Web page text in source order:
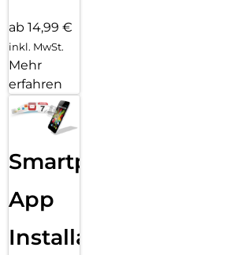
ab 14,99 €
inkl. MwSt.
Mehr
erfahren
Smartphone
App
Installation